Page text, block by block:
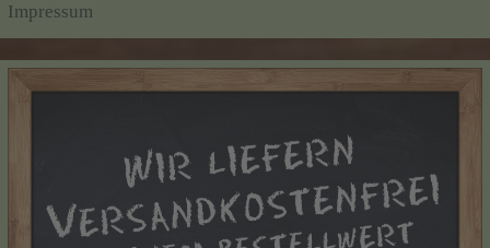
Impressum